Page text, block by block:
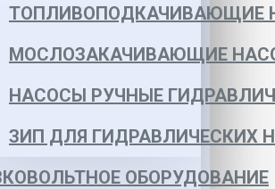
ТОПЛИВОПОДКАЧИВАЮЩИЕ
МОСЛОЗАКАЧИВАЮЩИЕ
НАСОСЫ РУЧНЫЕ
ЗИП ДЛЯ ГИДРАВЛИЧЕСКИХ
ОБОРУДОВАНИЕ